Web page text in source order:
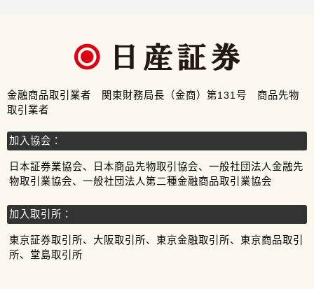
金融商品取引業者 関東財務局長（金商）第131号 商品先物
取引業者
加入協会：
日本証券業協会、日本商品先物取引協会、一般社団法人金融先
物取引業協会、一般社団法人第二種金融商品取引業協会
加入取引所：
東京証券取引所、大阪取引所、東京金融取引所、東京商品取引
所、堂島取引所